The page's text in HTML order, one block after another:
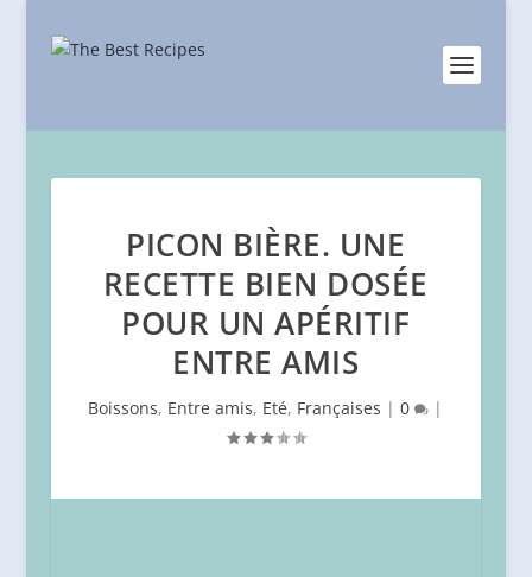
PICON BIÈRE. UNE
RECETTE BIEN DOSÉE
POUR UN APÉRITIF
ENTRE AMIS
Boissons, Entre amis, Eté, Françaises |0 |